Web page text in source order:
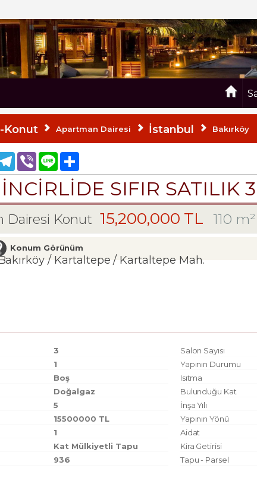
Konut Apartman Dairesi İstanbul Bakırköy
Telegram
Viber Line Share
SIFIR SATILIK
Dairesi Konut 15,200,000 TL 110 m²
Konum Görünüm
/ Kartaltepe / Kartaltepe Mah.
3 Salon Sayısı
1 Yapının Durumu
Boş Isıtma
Doğalgaz Bulunduğu Kat
5 İnşa Yılı
15500000 TL Yapının Yönü
1 Aidat
Kat Mülkiyetli Tapu Kira Getirisi
936 Tapu - Parsel